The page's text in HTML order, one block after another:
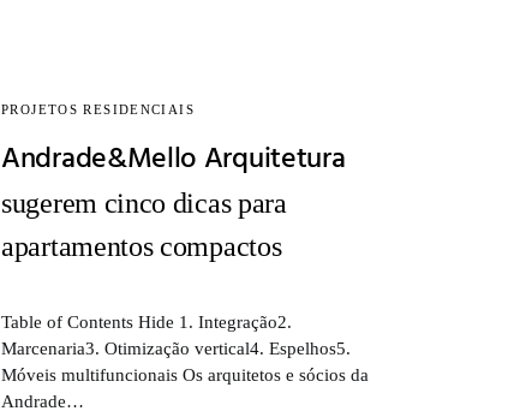
PROJETOS RESIDENCIAIS
Andrade&Mello Arquitetura
sugerem cinco dicas para
apartamentos compactos
Table of Contents Hide 1. Integração2.
Marcenaria3. Otimização vertical4. Espelhos5.
Móveis multifuncionais Os arquitetos e sócios da
Andrade…